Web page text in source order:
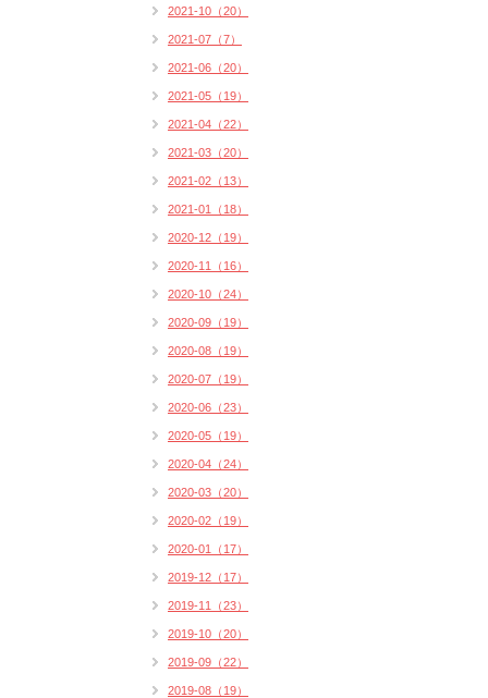
2021-10（20）
2021-07（7）
2021-06（20）
2021-05（19）
2021-04（22）
2021-03（20）
2021-02（13）
2021-01（18）
2020-12（19）
2020-11（16）
2020-10（24）
2020-09（19）
2020-08（19）
2020-07（19）
2020-06（23）
2020-05（19）
2020-04（24）
2020-03（20）
2020-02（19）
2020-01（17）
2019-12（17）
2019-11（23）
2019-10（20）
2019-09（22）
2019-08（19）